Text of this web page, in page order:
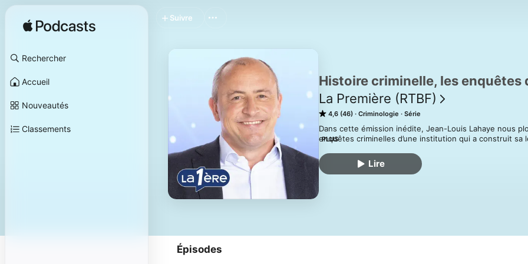
Rechercher
Accueil
Nouveautés
Classements
Histoire criminelle, les enquêtes
La Première (RTBF)
4,6 (46) Criminologie Série
Dans cette émission inédite, Jean-Louis Lahaye nous
enquêtes criminelles d’une institution qui a construit sa
l’histoire de la police et de la justice anglaise, mais aussi
entière.
PLUS
Lire
Suivre
Épisodes